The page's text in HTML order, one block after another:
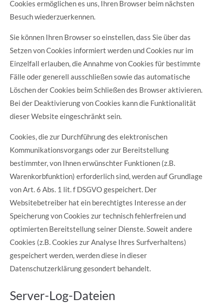
Cookies ermöglichen es uns, Ihren Browser beim nächsten
Besuch wiederzuerkennen.
Sie können Ihren Browser so einstellen, dass Sie über das
Setzen von Cookies informiert werden und Cookies nur im
Einzelfall erlauben, die Annahme von Cookies für bestimmte
Fälle oder generell ausschließen sowie das automatische
Löschen der Cookies beim Schließen des Browser aktivieren.
Bei der Deaktivierung von Cookies kann die Funktionalität
dieser Website eingeschränkt sein.
Cookies, die zur Durchführung des elektronischen
Kommunikationsvorgangs oder zur Bereitstellung
bestimmter, von Ihnen erwünschter Funktionen (z.B.
Warenkorbfunktion) erforderlich sind, werden auf Grundlage
von Art. 6 Abs. 1 lit. f DSGVO gespeichert. Der
Websitebetreiber hat ein berechtigtes Interesse an der
Speicherung von Cookies zur technisch fehlerfreien und
optimierten Bereitstellung seiner Dienste. Soweit andere
Cookies (z.B. Cookies zur Analyse Ihres Surfverhaltens)
gespeichert werden, werden diese in dieser
Datenschutzerklärung gesondert behandelt.
Server-Log-Dateien